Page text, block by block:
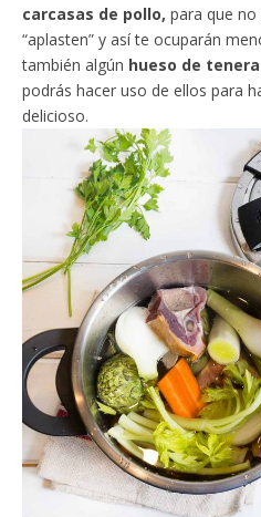
carcasas de pollo, para que no
“aplasten” y así te ocuparán
también algún hueso de tenera
podrás hacer uso de ellos para
delicioso.